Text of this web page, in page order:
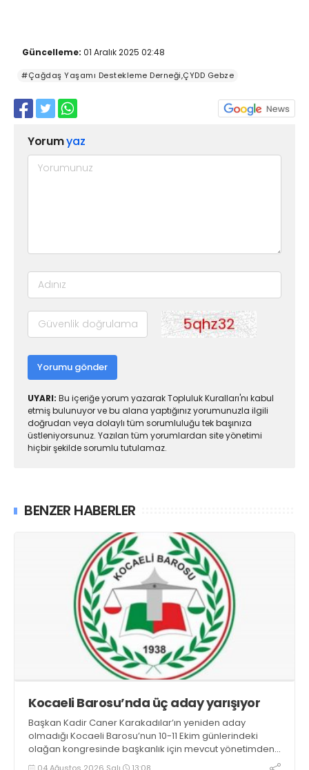
Güncelleme: 01 Aralık 2025 02:48
#Çağdaş Yaşamı Destekleme Derneği,ÇYDD Gebze
Yorumyaz
Yorumu gönder
UYARI: Bu içeriğe yorum yazarak Topluluk Kuralları'nı kabul
etmiş bulunuyor ve bu alana yaptığınız yorumunuzla ilgili
doğrudan veya dolaylı tüm sorumluluğu tek başınıza
üstleniyorsunuz. Yazılan tüm yorumlardan site yönetimi
hiçbir şekilde sorumlu tutulamaz.
BENZER HABERLER
Kocaeli Barosu’nda üç aday yarışıyor
Başkan Kadir Caner Karakadılar’ın yeniden aday
olmadığı Kocaeli Barosu’nun 10-11 Ekim günlerindeki
olağan kongresinde başkanlık için mevcut yönetimden
Serdar Solak ve Mehmet Emre Kalaycı ile Gülhanım Kara